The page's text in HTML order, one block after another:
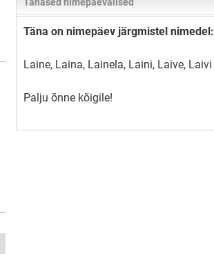
Tänased nimepäevalised
Täna on nimepäev järgmistel nimedel:
Laine, Laina, Lainela, Laini, Laive, Laivi
Palju õnne kõigile!